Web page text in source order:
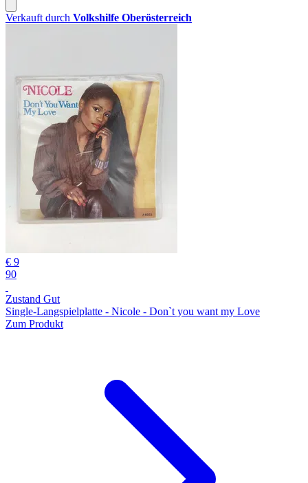
Verkauft durch Volkshilfe Oberösterreich
€ 9
90
Zustand Gut
Single-Langspielplatte - Nicole - Don`t you want my Love
Zum Produkt